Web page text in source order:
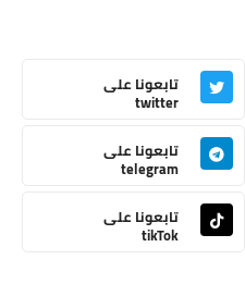
تابعونا على
twitter
تابعونا على
telegram
تابعونا على
tikTok